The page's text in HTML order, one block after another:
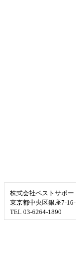
株式会社ベストサポ
東京都中央区銀座7-
TEL 03-6264-1890